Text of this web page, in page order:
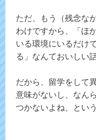
ただ、もう（残念な
わけですから、「ほ
いる環境にいるだけ
る」なんておいしい
だから、留学をして
意味がないし、なん
つかないよね、とい